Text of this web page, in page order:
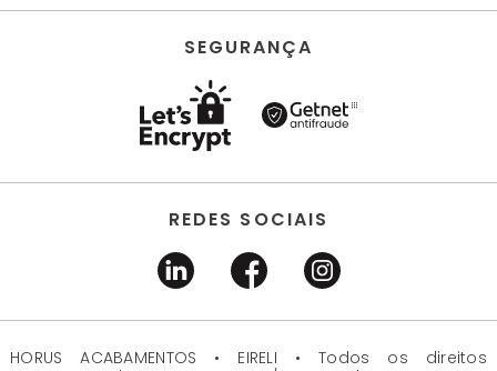
SEGURANÇA
REDES SOCIAIS
HORUS ACABAMENTOS • EIRELI • Todos os direitos